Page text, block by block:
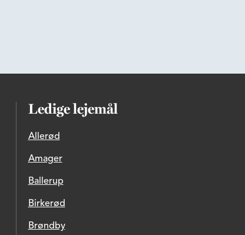
Ledige lejemål
Allerød
Amager
Ballerup
Birkerød
Brøndby